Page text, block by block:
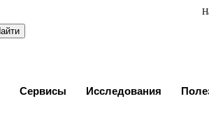
Сервисы Исследования